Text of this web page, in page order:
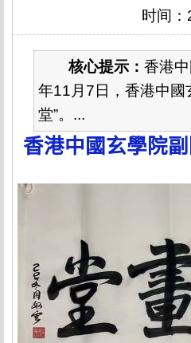
时间
核心提示： 香港
年11月7日，香港中國
堂”。...
香港中國玄學院